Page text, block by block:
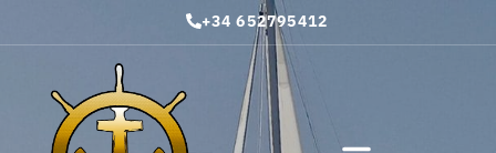
+34 652795412